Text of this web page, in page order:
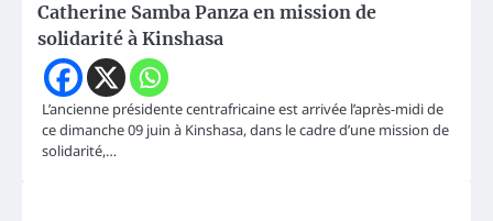
Catherine Samba Panza en mission de
solidarité à Kinshasa
L’ancienne présidente centrafricaine est arrivée l’après-midi de
ce dimanche 09 juin à Kinshasa, dans le cadre d’une mission de
solidarité,…